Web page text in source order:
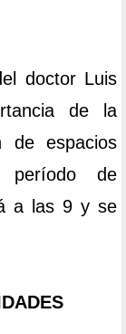
doctor Luis
de la
de espacios
período de
a las 9 y se